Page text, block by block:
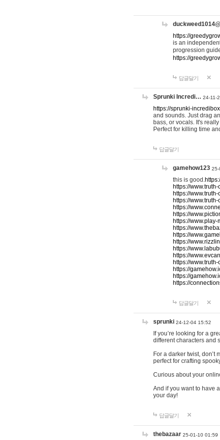
https://
is an
progression
https://
답글달기
Sprunki Incredi… 24-11-
https://sprunki-
and sounds. Just drag
bass, or vocals. It's
Perfect for killing time
답글달기
gamehow123 25-
this is good.
https://
https://
https://
https://
https://
https://
https://
https://
https://
https://
https://
https://
https://
https://
https://
답글달기
sprunki 24-12-04 15:52
If you’re looking for a
different characters and
For a darker twist, don’t
perfect for crafting
Curious about your
And if you want to have
your day!
답글달기
thebazaar 25-01-10 01:59